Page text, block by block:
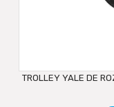
TROLLEY YALE DE